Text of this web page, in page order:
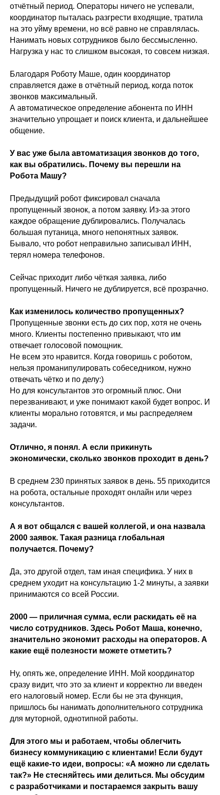
отчётный период. Операторы ничего не успевали,
координатор пыталась разгрести входящие, тратила
на это уйму времени, но всё равно не справлялась.
Нанимать новых сотрудников было бессмысленно.
Нагрузка у нас то слишком высокая, то совсем низкая.
Благодаря Роботу Маше, один координатор
справляется даже в отчётный период, когда поток
звонков максимальный.
А автоматическое определение абонента по ИНН
значительно упрощает и поиск клиента, и дальнейшее
общение.
У вас уже была автоматизация звонков до того,
как вы обратились. Почему вы перешли на
Робота Машу?
Предыдущий робот фиксировал сначала
пропущенный звонок, а потом заявку. Из-за этого
каждое обращение дублировались. Получалась
большая путаница, много непонятных заявок.
Бывало, что робот неправильно записывал ИНН,
терял номера телефонов.
Сейчас приходит либо чёткая заявка, либо
пропущенный. Ничего не дублируется, всё прозрачно.
Как изменилось количество пропущенных?
Пропущенные звонки есть до сих пор, хотя не очень
много. Клиенты постепенно привыкают, что им
отвечает голосовой помощник.
Не всем это нравится. Когда говоришь с роботом,
нельзя проманипулировать собеседником, нужно
отвечать чётко и по делу:)
Но для консультантов это огромный плюс. Они
перезванивают, и уже понимают какой будет вопрос. И
клиенты морально готовятся, и мы распределяем
задачи.
Отлично, я понял. А если прикинуть
экономически, сколько звонков проходит в день?
В среднем 230 принятых заявок в день. 55 приходится
на робота, остальные проходят онлайн или через
консультантов.
А я вот общался с вашей коллегой, и она назвала
2000 заявок. Такая разница глобальная
получается. Почему?
Да, это другой отдел, там иная специфика. У них в
среднем уходит на консультацию 1-2 минуты, а заявки
принимаются со всей России.
2000 — приличная сумма, если раскидать её на
число сотрудников. Здесь Робот Маша, конечно,
значительно экономит расходы на операторов. А
какие ещё полезности можете отметить?
Ну, опять же, определение ИНН. Мой координатор
сразу видит, что это за клиент и корректно ли введен
его налоговый номер. Если бы не эта функция,
пришлось бы нанимать дополнительного сотрудника
для муторной, однотипной работы.
Для этого мы и работаем, чтобы облегчить
бизнесу коммуникацию с клиентами! Если будут
ещё какие-то идеи, вопросы: «А можно ли сделать
так?» Не стесняйтесь ими делиться. Мы обсудим
с разработчиками и постараемся закрыть вашу